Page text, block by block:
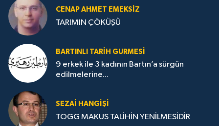
CENAP AHMET EMEKSİZ
TARIMIN ÇÖKÜŞÜ
BARTINLI TARIH GURMESI
9 erkek ile 3 kadının Bartın’a sürgün
edilmelerine...
SEZAI HANGİŞİ
TOGG MAKUS TALİHİN YENİLMESİDİR